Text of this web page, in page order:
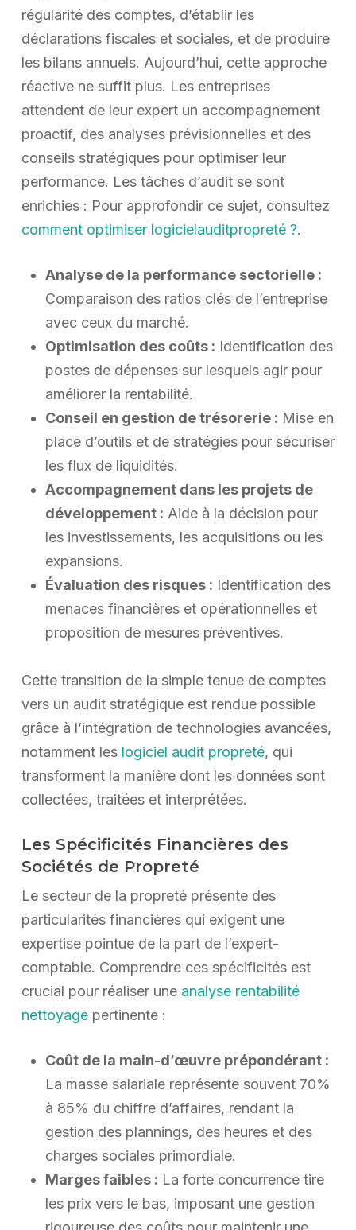
régularité des comptes, d’établir les
déclarations fiscales et sociales, et de produire
les bilans annuels. Aujourd’hui, cette approche
réactive ne suffit plus. Les entreprises
attendent de leur expert un accompagnement
proactif, des analyses prévisionnelles et des
conseils stratégiques pour optimiser leur
performance. Les tâches d’audit se sont
enrichies : Pour approfondir ce sujet, consultez
comment optimiser logicielauditpropreté ?.
Analyse de la performance sectorielle :
Comparaison des ratios clés de l’entreprise
avec ceux du marché.
Optimisation des coûts : Identification des
postes de dépenses sur lesquels agir pour
améliorer la rentabilité.
Conseil en gestion de trésorerie : Mise en
place d’outils et de stratégies pour sécuriser
les flux de liquidités.
Accompagnement dans les projets de
développement : Aide à la décision pour
les investissements, les acquisitions ou les
expansions.
Évaluation des risques : Identification des
menaces financières et opérationnelles et
proposition de mesures préventives.
Cette transition de la simple tenue de comptes
vers un audit stratégique est rendue possible
grâce à l’intégration de technologies avancées,
notamment les logiciel audit propreté, qui
transforment la manière dont les données sont
collectées, traitées et interprétées.
Les Spécificités Financières des
Sociétés de Propreté
Le secteur de la propreté présente des
particularités financières qui exigent une
expertise pointue de la part de l’expert-
comptable. Comprendre ces spécificités est
crucial pour réaliser une analyse rentabilité
nettoyagepertinente :
Coût de la main-d’œuvre prépondérant :
La masse salariale représente souvent 70%
à 85% du chiffre d’affaires, rendant la
gestion des plannings, des heures et des
charges sociales primordiale.
Marges faibles : La forte concurrence tire
les prix vers le bas, imposant une gestion